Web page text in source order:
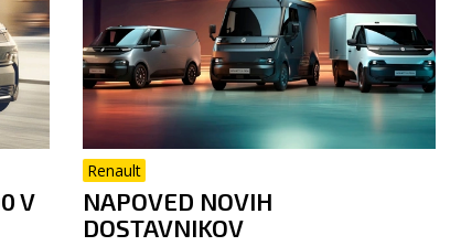
V
Renault
NAPOVED NOVIH
DOSTAVNIKOV